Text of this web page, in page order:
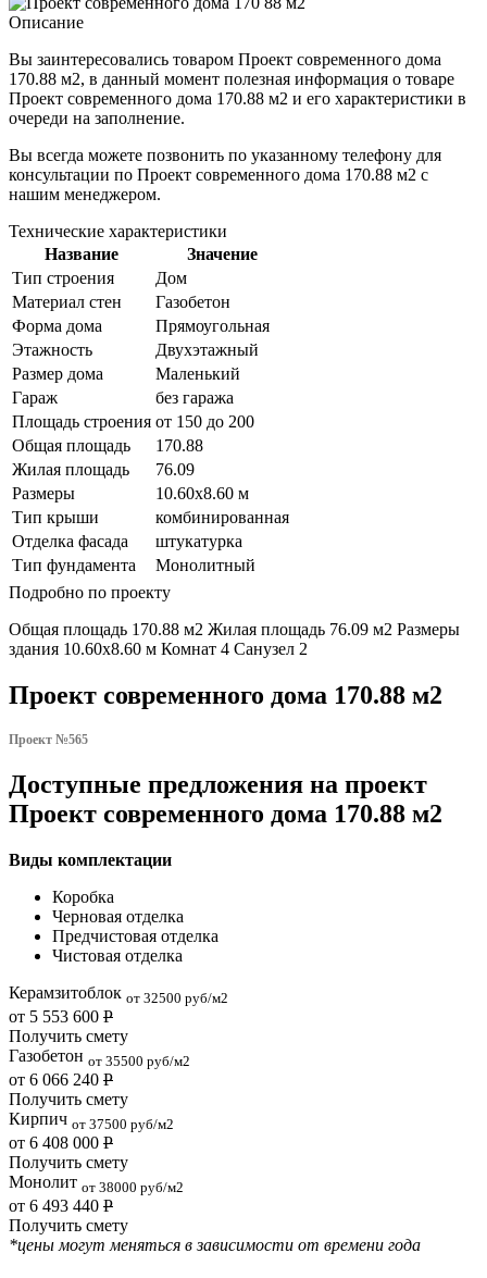
Описание
Вы заинтересовались товаром Проект современного дома
170.88 м2, в данный момент полезная информация о товаре
Проект современного дома 170.88 м2 и его характеристики в
очереди на заполнение.
Вы всегда можете позвонить по указанному телефону для
консультации по Проект современного дома 170.88 м2 с
нашим менеджером.
Технические характеристики
Название
Значение
Тип строения
Дом
Материал стен
Газобетон
Форма дома
Прямоугольная
Этажность
Двухэтажный
Размер дома
Маленький
Гараж
без гаража
Площадь строения от 150 до 200
Общая площадь
170.88
Жилая площадь
76.09
Размеры
10.60х8.60 м
Тип крыши
комбинированная
Отделка фасада
штукатурка
Тип фундамента
Монолитный
Подробно по проекту
Общая площадь 170.88 м2 Жилая площадь 76.09 м2 Размеры
здания 10.60х8.60 м Комнат 4 Санузел 2
Проект современного дома 170.88 м2
Проект №565
Доступные предложения на проект
Проект современного дома 170.88 м2
Виды комплектации
Коробка
Черновая отделка
Предчистовая отделка
Чистовая отделка
Керамзитоблок от 32500 руб/м2
от 5 553 600 Р
Получить смету
Газобетон от 35500 руб/м2
от 6 066 240 Р
Получить смету
Кирпич от 37500 руб/м2
от 6 408 000 Р
Получить смету
Монолит от 38000 руб/м2
от 6 493 440 Р
Получить смету
*цены могут меняться в зависимости от времени года